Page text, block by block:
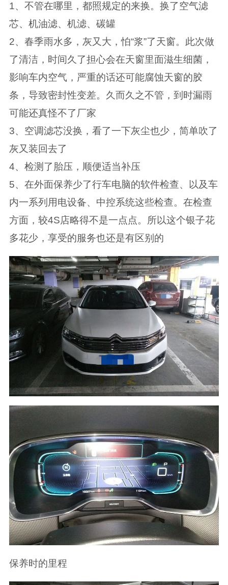
1、不管在哪里，都照规定的来换。换了空气滤
芯、机油滤、机滤、碳罐
2、春季雨水多，灰又大，怕“浆”了天窗。此次做
了清洁，时间久了担心会在天窗里面滋生细菌，
影响车内空气，严重的话还可能腐蚀天窗的胶
条，导致密封性变差。久而久之不管，到时漏雨
可能还真怪不了厂家
3、空调滤芯没换，看了一下灰尘也少，简单吹了
灰又装回去了
4、检测了胎压，顺便适当补压
5、在外面保养少了行车电脑的软件检查、以及车
内一系列用电设备、中控系统这些检查。在检查
方面，较4S店略得不是一点点。所以这个银子花
多花少，享受的服务也还是有区别的
保养时的里程